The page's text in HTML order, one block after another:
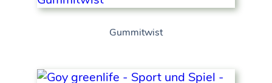
Gummitwist